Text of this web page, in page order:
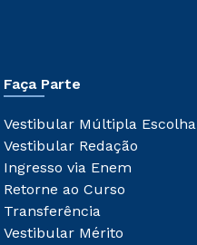
Faça Parte
Vestibular Múltipla Escolha
Vestibular Redação
Ingresso via Enem
Retorne ao Curso
Transferência
Vestibular Mérito